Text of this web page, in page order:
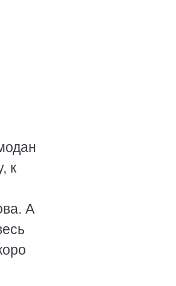
к
А